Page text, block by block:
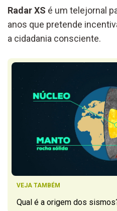
Radar XS é um telejornal
anos que pretende
a cidadania consciente.
VEJA TAMBÉM
Qual é a origem dos